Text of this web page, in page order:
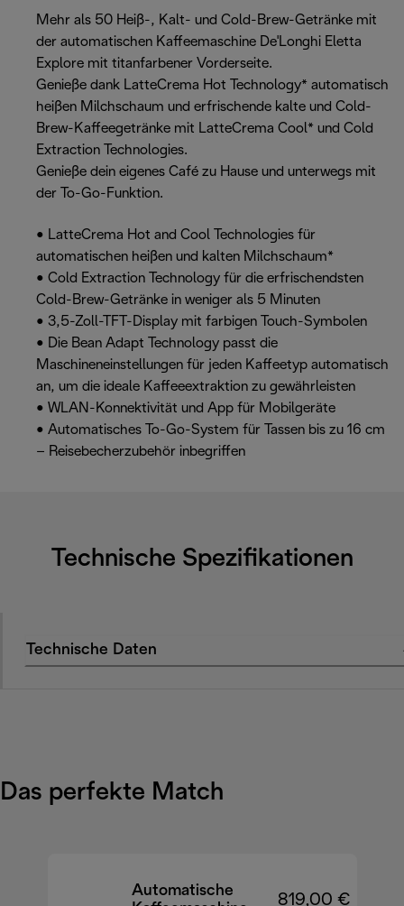
Mehr als 50 Heiß-, Kalt- und Cold-Brew-Getränke mit
der automatischen Kaffeemaschine De'Longhi Eletta
Explore mit titanfarbener Vorderseite.
Genieße dank LatteCrema Hot Technology* automatisch
heißen Milchschaum und erfrischende kalte und Cold-
Brew-Kaffeegetränke mit LatteCrema Cool* und Cold
Extraction Technologies.
Genieße dein eigenes Café zu Hause und unterwegs mit
der To-Go-Funktion.
• LatteCrema Hot and Cool Technologies für
automatischen heißen und kalten Milchschaum*
• Cold Extraction Technology für die erfrischendsten
Cold-Brew-Getränke in weniger als 5 Minuten
• 3,5-Zoll-TFT-Display mit farbigen Touch-Symbolen
• Die Bean Adapt Technology passt die
Maschineneinstellungen für jeden Kaffeetyp automatisch
an, um die ideale Kaffeeextraktion zu gewährleisten
• WLAN-Konnektivität und App für Mobilgeräte
• Automatisches To-Go-System für Tassen bis zu 16 cm
– Reisebecherzubehör inbegriffen
Technische Spezifikationen
Technische Daten
Das perfekte Match
Automatische
819,00 €